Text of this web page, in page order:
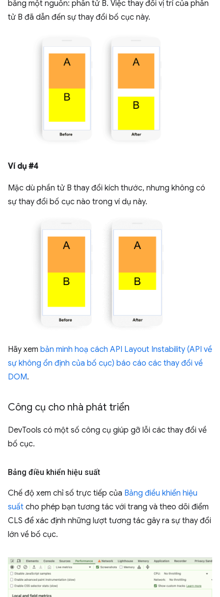
bằng một nguồn: phần tử B. Việc thay đổi vị trí của phần
tử B đã dẫn đến sự thay đổi bố cục này.
Ví dụ #4
Mặc dù phần tử B thay đổi kích thước, nhưng không có
sự thay đổi bố cục nào trong ví dụ này.
Hãy xem bản minh hoạ cách API Layout Instability (API về
sự không ổn định của bố cục) báo cáo các thay đổi về
DOM.
Công cụ cho nhà phát triển
DevTools có một số công cụ giúp gỡ lỗi các thay đổi về
bố cục.
Bảng điều khiển hiệu suất
Chế độ xem chỉ số trực tiếp của Bảng điều khiển hiệu
suất cho phép bạn tương tác với trang và theo dõi điểm
CLS để xác định những lượt tương tác gây ra sự thay đổi
lớn về bố cục.